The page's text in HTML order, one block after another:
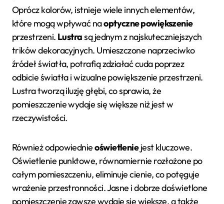
Oprócz kolorów, istnieje wiele innych elementów,
które mogą wpływać naoptyczne powiększenie
przestrzeni. Lustrasą jednym z najskuteczniejszych
trików dekoracyjnych. Umieszczone naprzeciwko
źródeł światła, potrafią zdziałać cuda poprzez
odbicie światła i wizualne powiększenie przestrzeni.
Lustra tworzą iluzję głębi, co sprawia, że
pomieszczenie wydaje się większe niż jest w
rzeczywistości.
Również odpowiednieoświetleniejest kluczowe.
Oświetlenie punktowe, równomiernie rozłożone po
całym pomieszczeniu, eliminuje cienie, co potęguje
wrażenie przestronności. Jasne i dobrze doświetlone
pomieszczenie zawsze wydaje się większe, a także